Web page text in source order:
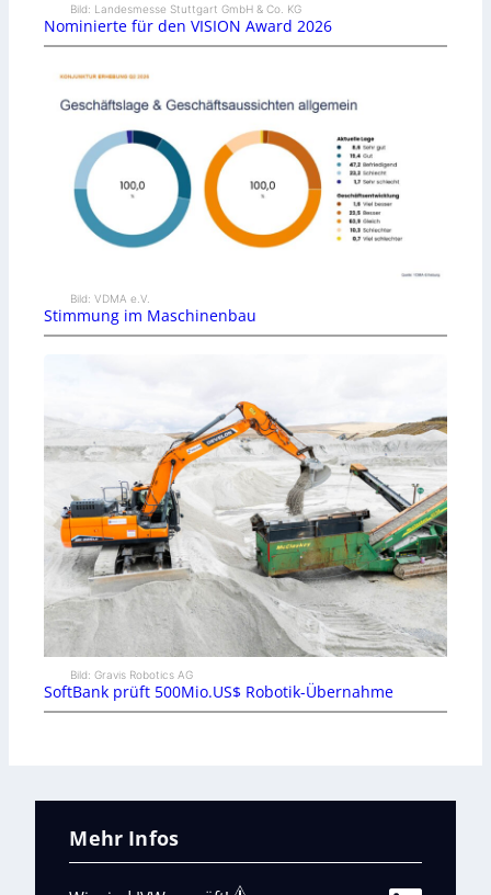
Bild: Landesmesse Stuttgart GmbH & Co. KG
Nominierte für den VISION Award 2026
Bild: VDMA e.V.
Stimmung im Maschinenbau
Bild: Gravis Robotics AG
SoftBank prüft 500Mio.US$ Robotik-Übernahme
Mehr Infos